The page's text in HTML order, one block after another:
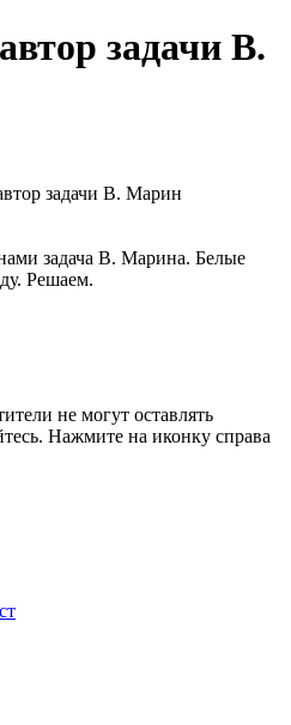
задачи В.
задача В. Марина. Белые
Решаем.
не могут оставлять
Нажмите на иконку справа